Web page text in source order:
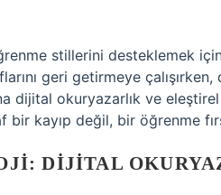
stillerini desteklemek
geri getirmeye
dijital okuryazarlık ve
kayıp değil, bir öğrenme
DIJITAL